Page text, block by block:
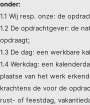
onder:
1.1 Wij resp. onze: de
1.2 De opdrachtgever: de
opdraagt;
1.3 De dag: een werkbare
1.4 Werkdag: een
plaatse van het werk
krachtens de voor de
rust- of feestdag,